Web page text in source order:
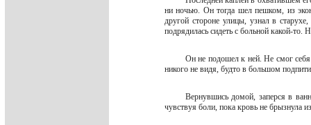
ни ночью. Он тогда шел пешком, из
другой стороне улицы, узнал в
подрядилась сидеть с больной какой-
Он не подошел к ней. Не смог
никого не видя, будто в большом
Вернувшись домой, заперся в
чувствуя боли, пока кровь не брызнула